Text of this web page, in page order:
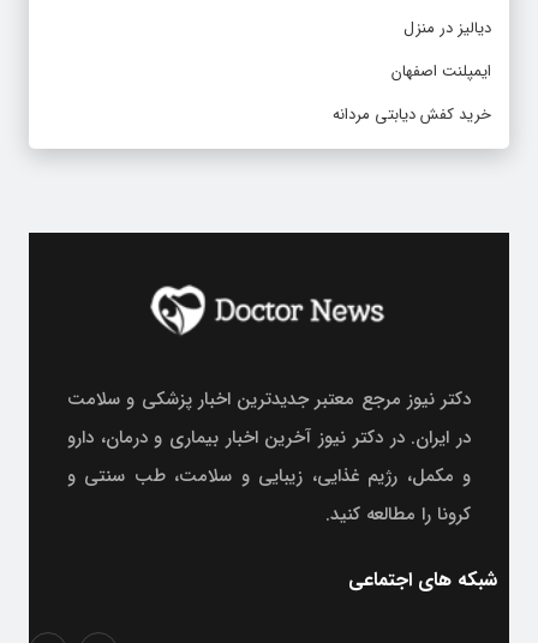
دیالیز در منزل
ایمپلنت اصفهان
خرید کفش دیابتی مردانه
دکتر نیوز مرجع معتبر جدیدترین اخبار پزشکی و سلامت
در ایران. در دکتر نیوز آخرین اخبار بیماری و درمان، دارو
و مکمل، رژیم غذایی، زیبایی و سلامت، طب سنتی و
کرونا را مطالعه کنید.
شبکه های اجتماعی